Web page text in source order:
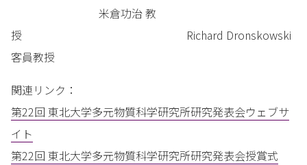
米倉功治 教
授 Richard Dronskowski
客員教授
関連リンク：
第22回 東北大学多元物質科学研究所研究発表会ウェブサ
イト
第22回 東北大学多元物質科学研究所研究発表会授賞式